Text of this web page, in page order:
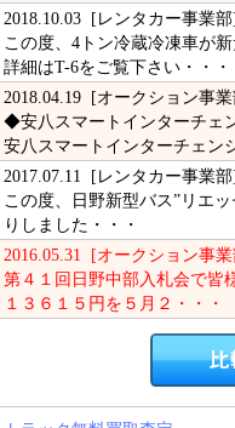
2018.10.03 [レンタカー事業
この度、4トン冷蔵冷凍車が
詳細はT-6をご覧下さい・・・
2018.04.19 [オークション事
◆安八スマートインターチェ
安八スマートインターチェン
2017.07.11 [レンタカー事業
この度、日野新型バス”リエ
りしました・・・
2016.05.31 [オークション事
第４１回日野中部入札会で皆
１３６１５円を５月２・・・